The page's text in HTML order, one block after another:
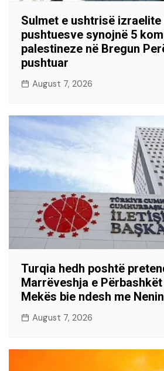
Sulmet e ushtrisë izraelite
pushtuesve synojnë 5
palestineze në Bregun
pushtuar
August 7, 2026
Turqia hedh poshtë
Marrëveshja e
Mekës bie ndesh me
August 7, 2026